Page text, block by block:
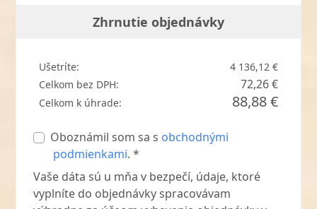
Zhrnutie objednávky
Ušetríte:
4 136,12 €
Celkom bez DPH:
72,26 €
Celkom k úhrade: 88,88 €
Oboznámil som sa s obchodnými
podmienkami. *
Vaše dáta sú u mňa v bezpečí, údaje, ktoré
vyplníte do objednávky spracovávam